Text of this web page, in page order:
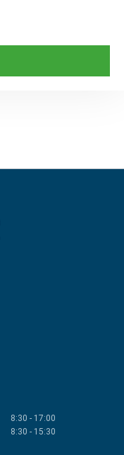
8:30 - 17:00
8:30 - 15:30